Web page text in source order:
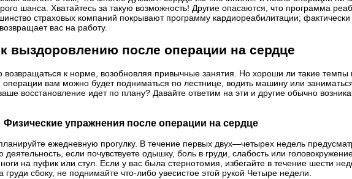
шанса. Хватайтесь за такую возможность! Другие опасаются, что программа
страховых компаний покрывают программу кардиореабилитации;
вас на работу.
выздоровлению после операции на сердце
к норме, возобновляя привычные занятия. Но хороши ли такие темпы
вам можно будет подниматься по лестнице, водить машину или
восстановление идет по плану? Давайте ответим на эти и другие обычно
Физические упражнения после операции на сердце
ежедневную прогулку. В течение первых двух—четырех недель
если почувствуете одышку, боль в груди, слабость или
на пуфик или стул. Если у вас была стернотомия, избегайте в течение шести
сбоку, не поднимайте что-либо увесистое этой рукой Четыре недели.